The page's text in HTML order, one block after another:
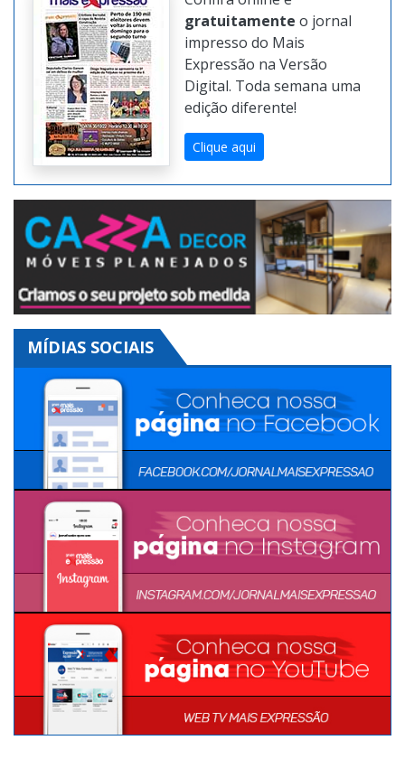
Confira online e
gratuitamenteo jornal
impresso do Mais
Expressão na Versão
Digital. Toda semana uma
edição diferente!
Clique aqui
MÍDIAS SOCIAIS